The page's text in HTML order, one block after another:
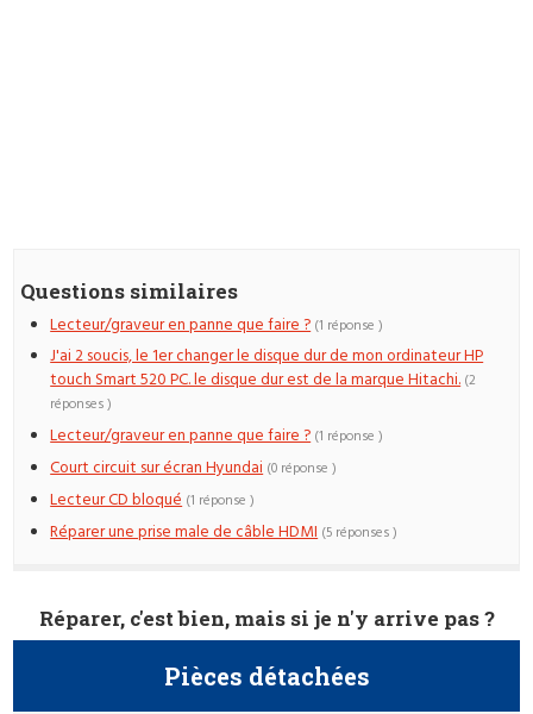
Questions similaires
Lecteur/graveur en panne que faire ? (1 réponse )
J'ai 2 soucis, le 1er changer le disque dur de mon ordinateur HP
touch Smart 520 PC. le disque dur est de la marque Hitachi. (2
réponses )
Lecteur/graveur en panne que faire ? (1 réponse )
Court circuit sur écran Hyundai (0 réponse )
Lecteur CD bloqué (1 réponse )
Réparer une prise male de câble HDMI (5 réponses )
Réparer, c'est bien, mais si je n'y arrive pas ?
Pièces détachées